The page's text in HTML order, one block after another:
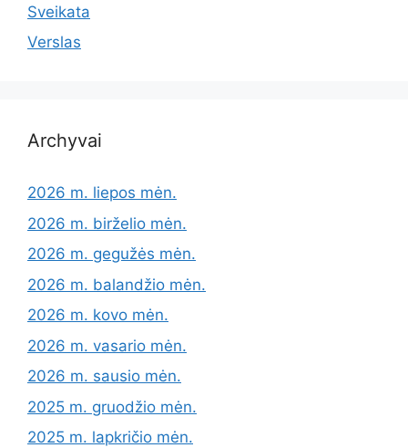
Sveikata
Verslas
Archyvai
2026 m. liepos mėn.
2026 m. birželio mėn.
2026 m. gegužės mėn.
2026 m. balandžio mėn.
2026 m. kovo mėn.
2026 m. vasario mėn.
2026 m. sausio mėn.
2025 m. gruodžio mėn.
2025 m. lapkričio mėn.